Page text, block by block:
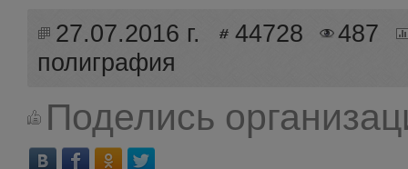
27.07.2016 г. 44728
487
полиграфия
Поделись